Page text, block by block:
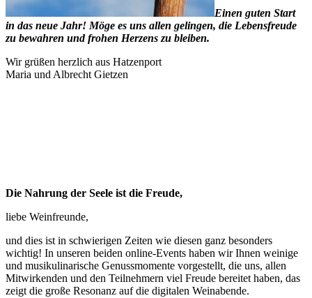
Einen guten Start
in das neue Jahr! Möge es uns allen gelingen, die Lebensfreude
zu bewahren und frohen Herzens zu bleiben.
Wir grüßen herzlich aus Hatzenport
Maria und Albrecht Gietzen
Die Nahrung der Seele ist die Freude,
liebe Weinfreunde,
und dies ist in schwierigen Zeiten wie diesen ganz besonders
wichtig! In unseren beiden online-Events haben wir Ihnen weinige
und musikulinarische Genussmomente vorgestellt, die uns, allen
Mitwirkenden und den Teilnehmern viel Freude bereitet haben, das
zeigt die große Resonanz auf die digitalen Weinabende.